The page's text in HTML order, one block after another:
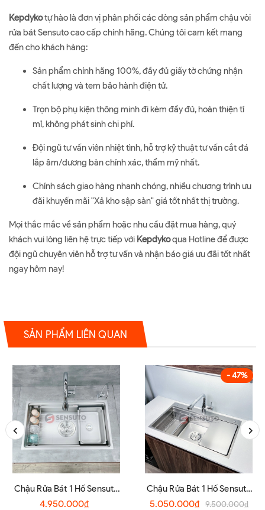
Kepdykotự hào là đơn vị phân phối các dòng sản phẩm chậu vòi
rửa bát Sensuto cao cấp chính hãng. Chúng tôi cam kết mang
đến cho khách hàng:
Sản phẩm chính hãng 100%, đầy đủ giấy tờ chứng nhận
chất lượng và tem bảo hành điện tử.
Trọn bộ phụ kiện thông minh đi kèm đầy đủ, hoàn thiện tỉ
mỉ, không phát sinh chi phí.
Đội ngũ tư vấn viên nhiệt tình, hỗ trợ kỹ thuật tư vấn cắt đá
lắp âm/dương bàn chính xác, thẩm mỹ nhất.
Chính sách giao hàng nhanh chóng, nhiều chương trình ưu
đãi khuyến mãi "Xả kho sập sàn" giá tốt nhất thị trường.
Mọi thắc mắc về sản phẩm hoặc nhu cầu đặt mua hàng, quý
khách vui lòng liên hệ trực tiếp với Kepdykoqua Hotline để được
đội ngũ chuyên viên hỗ trợ tư vấn và nhận báo giá ưu đãi tốt nhất
ngay hôm nay!
SẢN PHẨM LIÊN QUAN
Chậu Rửa Bát 1 Hố Sensuto
S7045TSA
4.950.000₫
- 47%
Chậu Rửa Bát 1 Hố Sensuto
S8650TS Decor
5.050.000₫ 9.500.000₫